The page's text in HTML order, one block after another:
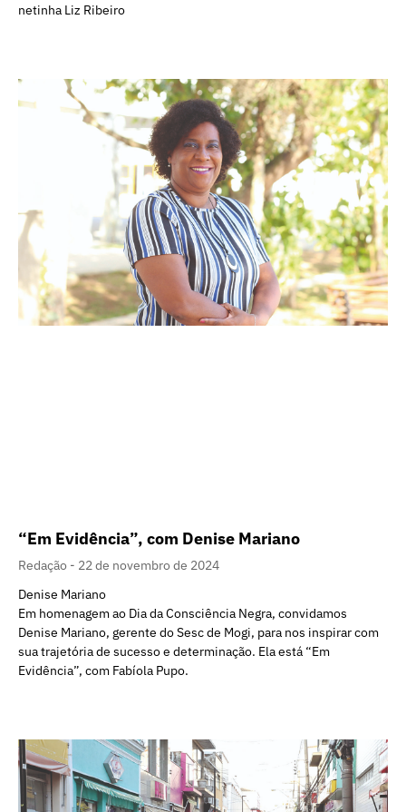
netinha Liz Ribeiro
“Em Evidência”, com Denise Mariano
Redação
22 de novembro de 2024
Denise Mariano
Em homenagem ao Dia da Consciência Negra, convidamos
Denise Mariano, gerente do Sesc de Mogi, para nos inspirar com
sua trajetória de sucesso e determinação. Ela está “Em
Evidência”, com Fabíola Pupo.